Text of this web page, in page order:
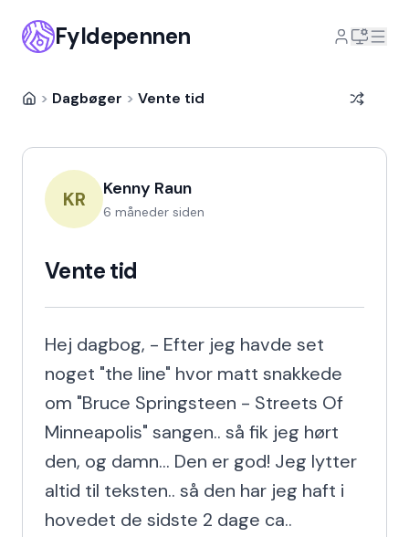
Fyldepennen
> Dagbøger > Vente tid
KR Kenny Raun
6 måneder siden
Vente tid
Hej dagbog, - Efter jeg havde set
noget "the line" hvor matt snakkede
om "Bruce Springsteen - Streets Of
Minneapolis" sangen.. så fik jeg hørt
den, og damn... Den er god! Jeg lytter
altid til teksten.. så den har jeg haft i
hovedet de sidste 2 dage ca..